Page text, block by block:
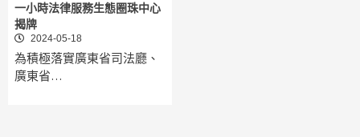
一小時法律服務生態圈珠中心
揭牌
2024-05-18
為積極落實廣東省司法廳、
廣東省…